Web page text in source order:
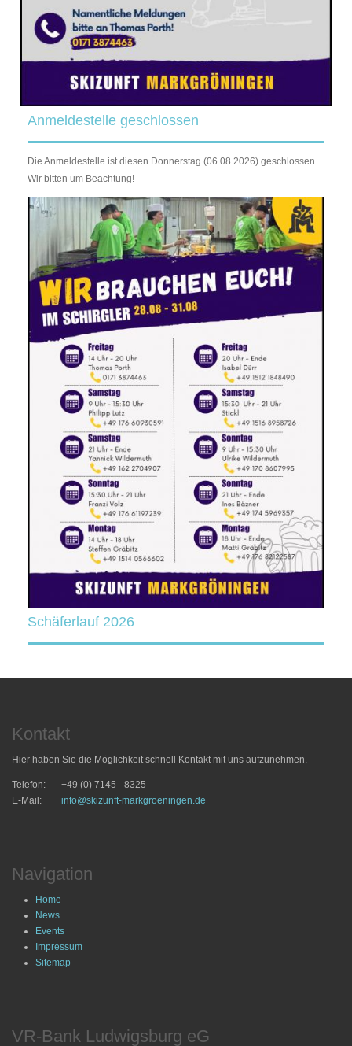
Anmeldestelle geschlossen
Die Anmeldestelle ist diesen Donnerstag (06.08.2026) geschlossen.
Wir bitten um Beachtung!
Schäferlauf 2026
Kontakt
Hier haben Sie die Möglichkeit schnell Kontakt mit uns aufzunehmen.
Telefon:
+49 (0) 7145 - 8325
E-Mail:
info@skizunft-markgroeningen.de
Navigation
Home
News
Events
Impressum
Sitemap
VR-Bank Ludwigsburg eG